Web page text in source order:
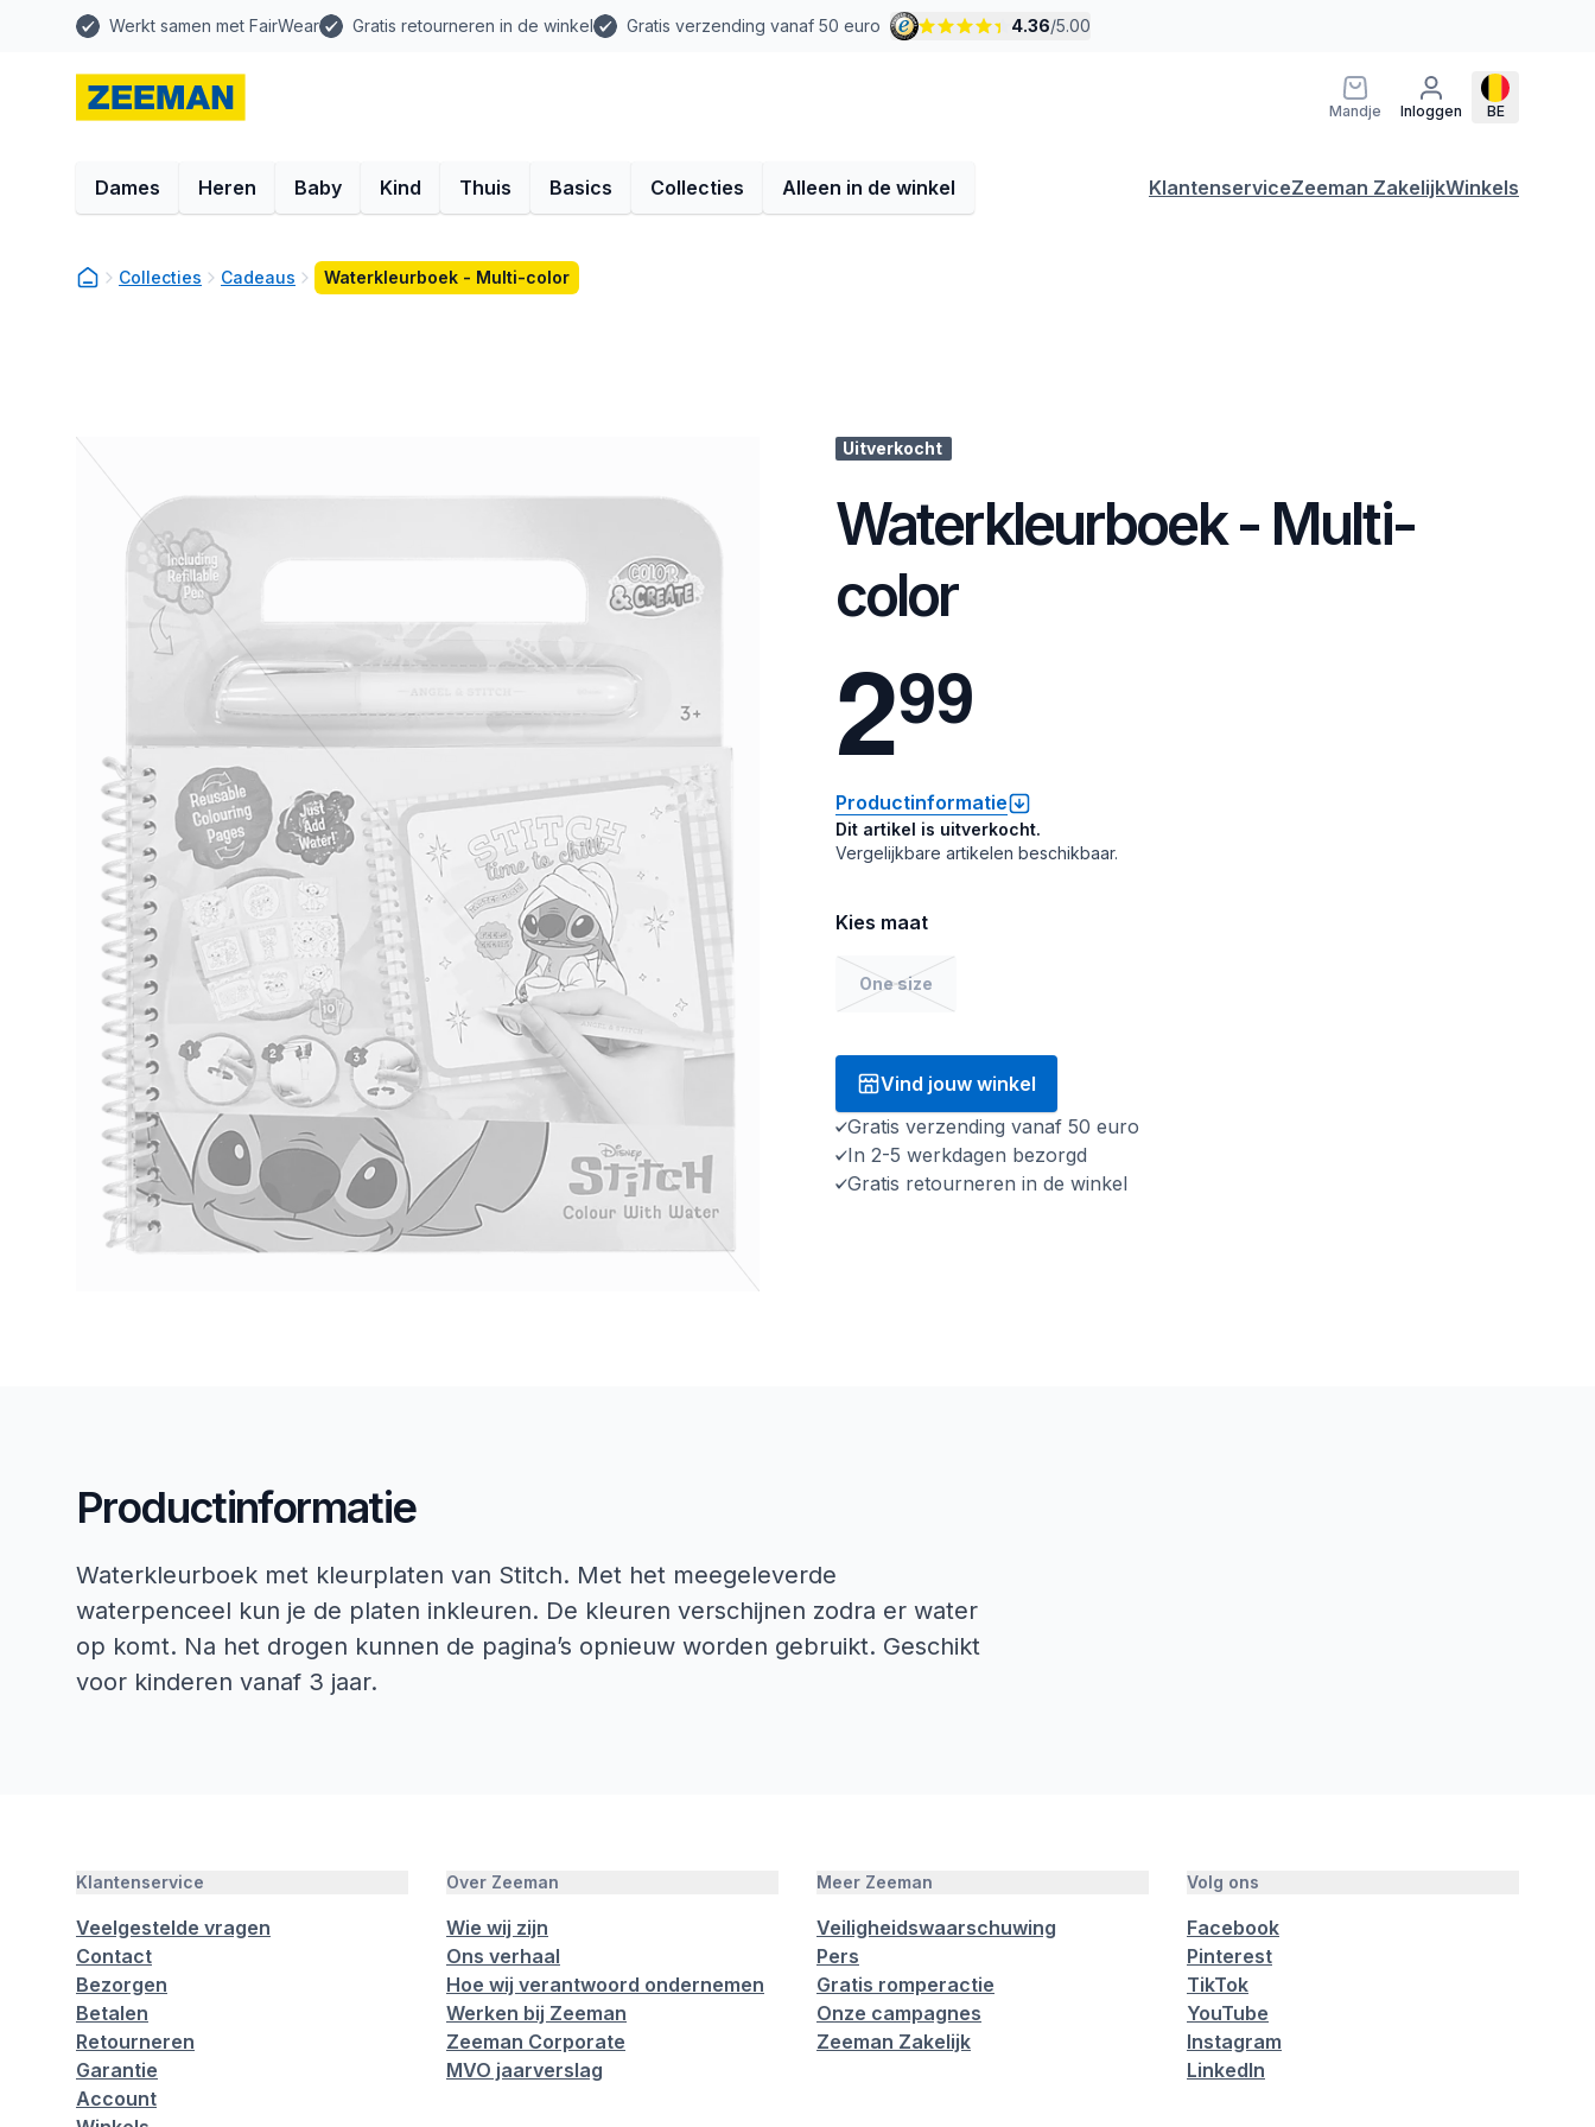
Werkt samen met FairWear Gratis retourneren in de winkel Gratis verzending vanaf 50 euro 4.36/5.00
Mandje Inloggen BE
Dames Heren Baby Kind Thuis Basics Collecties Alleen in de winkel KlantenserviceZeeman ZakelijkWinkels
Collecties Cadeaus Waterkleurboek - Multi-color
Uitverkocht
Waterkleurboek - Multi-
color
299
Productinformatie
Dit artikel is uitverkocht.
Vergelijkbare artikelen beschikbaar.
Kies maat
One size
Vind jouw winkel
Gratis verzending vanaf 50 euro
In 2-5 werkdagen bezorgd
Gratis retourneren in de winkel
Productinformatie
Waterkleurboek met kleurplaten van Stitch. Met het meegeleverde
waterpenceel kun je de platen inkleuren. De kleuren verschijnen zodra er water
op komt. Na het drogen kunnen de pagina’s opnieuw worden gebruikt. Geschikt
voor kinderen vanaf 3 jaar.
Klantenservice
Veelgestelde vragen
Contact
Bezorgen
Betalen
Retourneren
Garantie
Account
Over Zeeman
Wie wij zijn
Ons verhaal
Hoe wij verantwoord ondernemen
Werken bij Zeeman
Zeeman Corporate
MVO jaarverslag
Meer Zeeman
Veiligheidswaarschuwing
Pers
Gratis romperactie
Onze campagnes
Zeeman Zakelijk
Volg ons
Facebook
Pinterest
TikTok
YouTube
Instagram
LinkedIn